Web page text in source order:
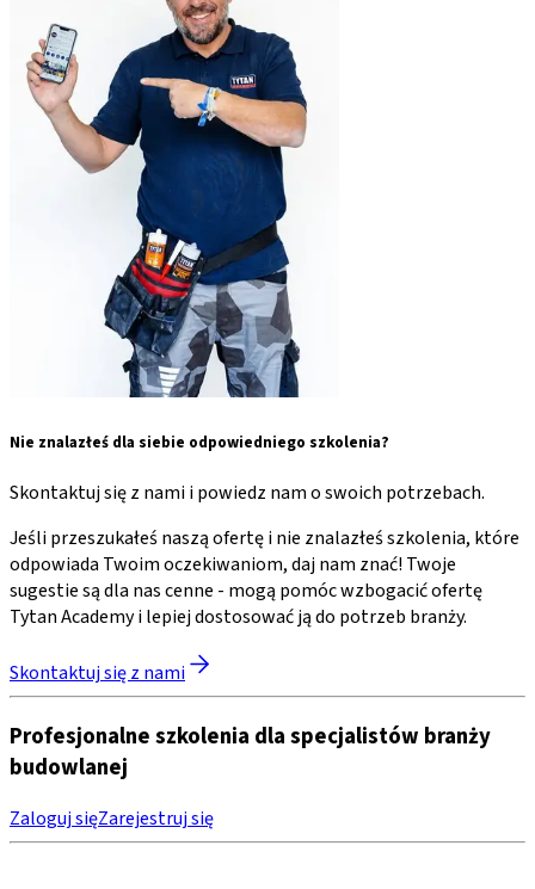
Nie znalazłeś dla siebie odpowiedniego szkolenia?
Skontaktuj się z nami i powiedz nam o swoich potrzebach.
Jeśli przeszukałeś naszą ofertę i nie znalazłeś szkolenia, które
odpowiada Twoim oczekiwaniom, daj nam znać! Twoje
sugestie są dla nas cenne - mogą pomóc wzbogacić ofertę
Tytan Academy i lepiej dostosować ją do potrzeb branży.
Skontaktuj się z nami
Profesjonalne szkolenia dla specjalistów branży
budowlanej
Zaloguj sięZarejestruj się